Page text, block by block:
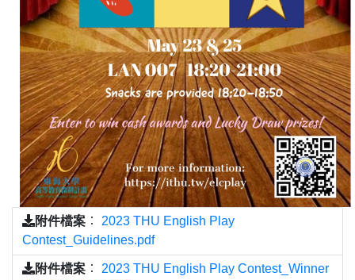
附件檔案 ： 2023 THU English Play
Contest_Guidelines.pdf
附件檔案 ： 2023 THU English Play Contest_Winner